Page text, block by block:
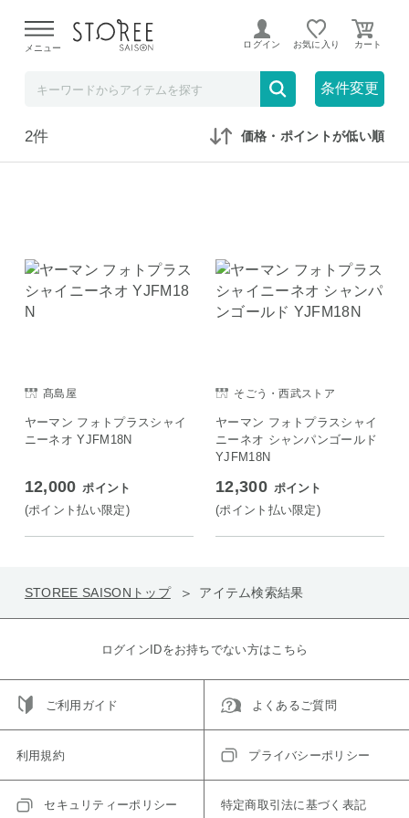
よる配送遅延が発生しております。
メニュー ログイン お気に入り
条件変更
在庫なしも表示 セール対象のみ
2件 価格・ポイントが低い順
髙島屋
ヤーマン フォトプラスシャイ
ニーネオ YJFM18N
12,000 ポイント
(ポイント払い限定)
そごう・西武ストア
ヤーマン フォトプラスシャイ
ニーネオ シャンパンゴールド
YJFM18N
12,300 ポイント
(ポイント払い限定)
STOREE SAISONトップ アイテム検索結果
ログインIDをお持ちでない方はこちら
ご利用ガイド よくあるご質問
利用規約 プライバシーポリシー
セキュリティーポリシー 特定商取引法に基づく表記